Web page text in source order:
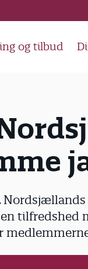
og tilbud
tilfredshed